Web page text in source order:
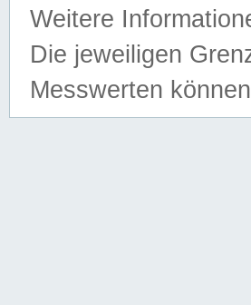
Weitere
Die jeweiligen
Messwerten